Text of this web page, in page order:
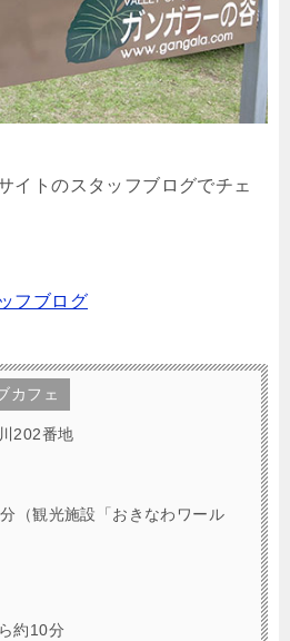
イトのスタッフブログでチェ
フブログ
カフェ
202番地
（観光施設「おきなわワール
約10分